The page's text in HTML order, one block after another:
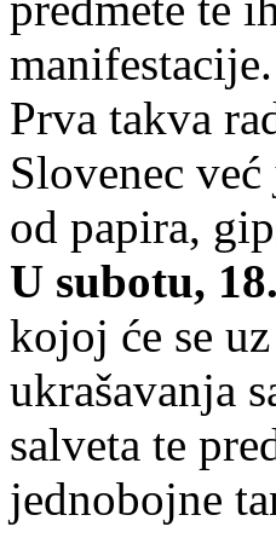
manifestacije.
Prva takva
Slovenec
od papira,
U subotu,
kojoj će se
ukrašavanja
salveta te
jednobojne